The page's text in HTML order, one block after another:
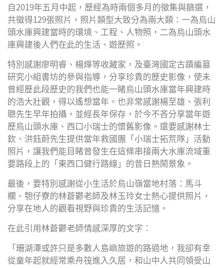
自2019年五月中起，歷經為時兩個多月的徵集與篩選，
共徵得129張照片，照片類型大致分為兩大類：一為烏山
頭水庫興建當時的環境、工程、人物照，二為烏山頭水
庫興建後人們在此的生活、遊歷照。
特別感謝廖明睿、楊燁等收藏家，及臺灣國定古蹟編篡
研究小組書坊的參與指導，分享珍貴的歷史影像，使未
曾經歷此段歷史的我們也能一睹烏山頭水庫當年興建時
的浩大壯觀，得以遙想當年。也非常感謝楊至雄、張利
聰先生早年拍攝，並經長年保存，於今不吝分享當年遊
歷烏山頭水庫、西口小瑞士的懷舊影像。還要感謝林士
欽、洪鈺蔚先生提供當年救國團「小瑞士拓荒隊」活動
照片，讓我們能目睹曾發生在這條串接兩大水庫流域重
要路段上的「東西口健行路線」的昔日熱鬧景象。
最後，要特別感謝從小生活於烏山嶺當地村落：馬斗
欄、匏仔寮的林蒼鬱老師及林玉玲女士熱心提供照片，
分享在地人的觀看視野與珍貴的生活記憶。
在此引用林蒼鬱老師情感深厚的文字：
「珊湖潭或許只是多數人島嶼旅遊的路過地，我卻有幸
從童年起就經常乘舟筏進入久居，和山中人共同領受山